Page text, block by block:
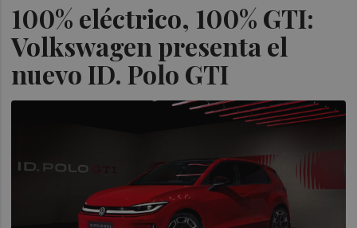
100% eléctrico, 100% GTI:
Volkswagen presenta el
nuevo ID. Polo GTI